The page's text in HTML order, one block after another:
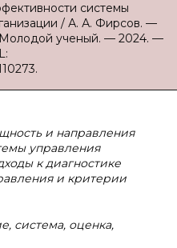
системы
/ А. А. Фирсов. —
Молодой ученый. — 2024. —
и направления
управления
к диагностике
и критерии
система, оценка,